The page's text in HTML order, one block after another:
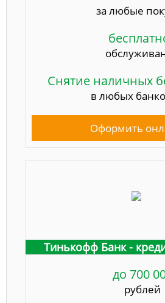
за любые
Снятие наличных
в любых
Оформить
Тинькофф Банк -
до 700
рублей